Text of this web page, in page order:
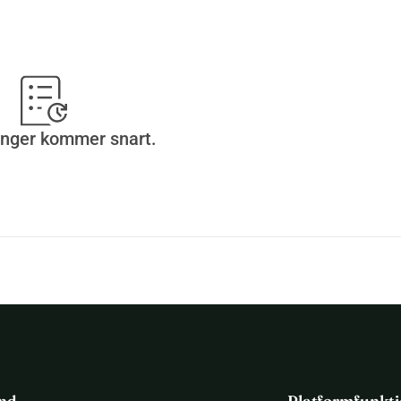
kommer snart.